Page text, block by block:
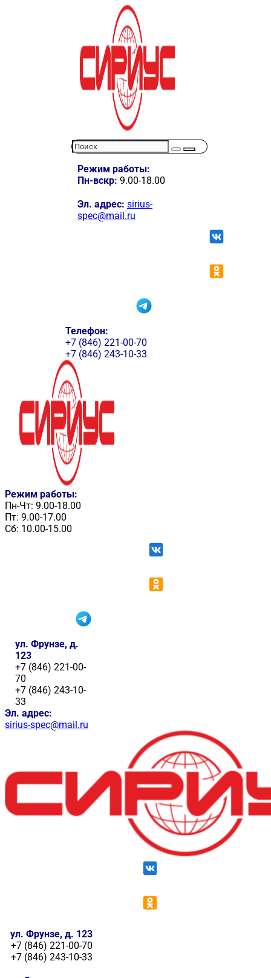
Режим работы:
Пн-вскр: 9.00-18.00
Эл. адрес: sirius-
spec@mail.ru
Телефон:
+7 (846) 221-00-70
+7 (846) 243-10-33
Режим работы:
Пн-Чт: 9.00-18.00
Пт: 9.00-17.00
Сб: 10.00-15.00
ул. Фрунзе, д.
123
+7 (846) 221-00-
70
+7 (846) 243-10-
33
Эл. адрес:
sirius-spec@mail.ru
ул. Фрунзе, д. 123
+7 (846) 221-00-70
+7 (846) 243-10-33